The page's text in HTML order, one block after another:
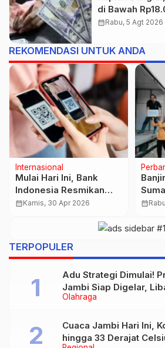
di Bawah
calendar_monthRabu, 5 Agt 2026
REKOMENDASI UNTUK ANDA
Nasional
Purbaya Pastikan Iuran
BPJS Kesehatan Tak
Naik di 2026,
Anggaran Rp20 Triliun
calendar_monthJumat, 24 Okt 2025
Lagi!
calendar_month
TERPOPULER
Olahraga
Adu Strategi Dimulai!
Jambi Siap Digelar,
Cuaca Jambi Hari Ini,
hingga 33 Derajat